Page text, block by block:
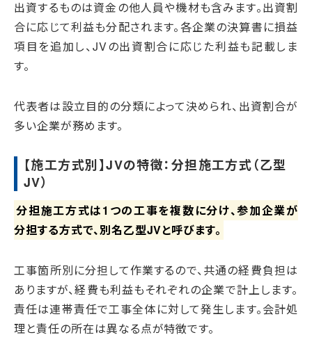
出資するものは資金の他人員や機材も含みます。出資割
合に応じて利益も分配されます。各企業の決算書に損益
項目を追加し、JVの出資割合に応じた利益も記載しま
す。
代表者は設立目的の分類によって決められ、出資割合が
多い企業が務めます。
【施工方式別】JVの特徴：分担施工方式（乙型
JV）
分担施工方式は1つの工事を複数に分け、参加企業が
分担する方式で、別名乙型JVと呼びます。
工事箇所別に分担して作業するので、共通の経費負担は
ありますが、経費も利益もそれぞれの企業で計上します。
責任は連帯責任で工事全体に対して発生します。会計処
理と責任の所在は異なる点が特徴です。